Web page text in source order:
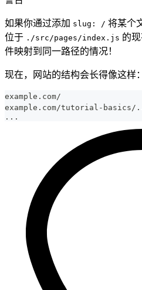
如果你通过添加 slug: / 将某个
位于 ./src/pages/index.js 的
件映射到同一路径的情况！
现在，网站的结构会长得像这样：
example.com/
example.com/tutorial-
...